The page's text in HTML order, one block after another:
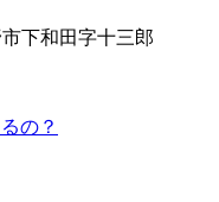
下和田字十三郎
の？